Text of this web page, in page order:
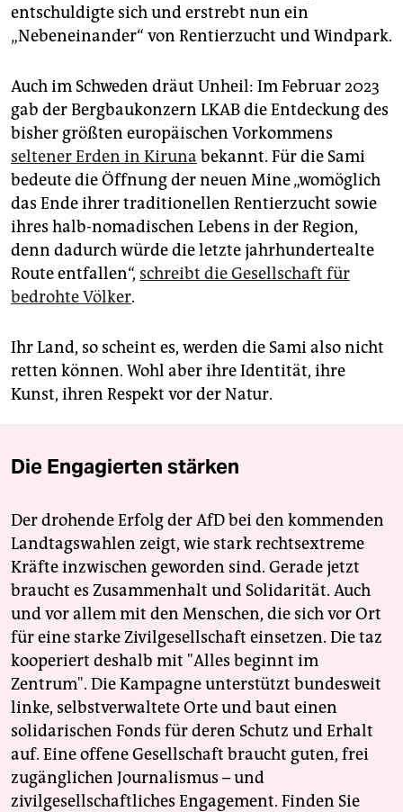
entschuldigte sich und erstrebt nun ein
„Nebeneinander“ von Rentierzucht und Windpark.
Auch im Schweden dräut Unheil: Im Februar 2023
gab der Bergbaukonzern LKAB die Entdeckung des
bisher größten europäischen Vorkommens
seltener Erden in Kiruna bekannt. Für die Sami
bedeute die Öffnung der neuen Mine „womöglich
das Ende ihrer traditionellen Rentierzucht sowie
ihres halb-nomadischen Lebens in der Region,
denn dadurch würde die letzte jahrhundertealte
Route entfallen“, schreibt die Gesellschaft für
bedrohte Völker.
Ihr Land, so scheint es, werden die Sami also nicht
retten können. Wohl aber ihre Identität, ihre
Kunst, ihren Respekt vor der Natur.
Die Engagierten stärken
Der drohende Erfolg der AfD bei den kommenden
Landtagswahlen zeigt, wie stark rechtsextreme
Kräfte inzwischen geworden sind. Gerade jetzt
braucht es Zusammenhalt und Solidarität. Auch
und vor allem mit den Menschen, die sich vor Ort
für eine starke Zivilgesellschaft einsetzen. Die taz
kooperiert deshalb mit "Alles beginnt im
Zentrum". Die Kampagne unterstützt bundesweit
linke, selbstverwaltete Orte und baut einen
solidarischen Fonds für deren Schutz und Erhalt
auf. Eine offene Gesellschaft braucht guten, frei
zugänglichen Journalismus – und
zivilgesellschaftliches Engagement. Finden Sie